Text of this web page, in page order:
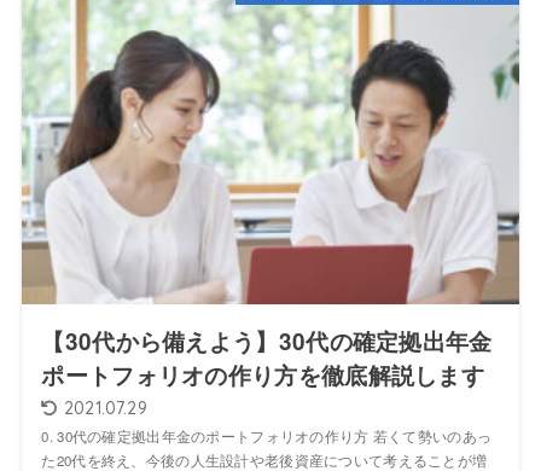
【30代から備えよう】30代の確定拠出年金
ポートフォリオの作り方を徹底解説します
2021.07.29
0. 30代の確定拠出年金のポートフォリオの作り方 若くて勢いのあっ
た20代を終え、今後の人生設計や老後資産について考えることが増